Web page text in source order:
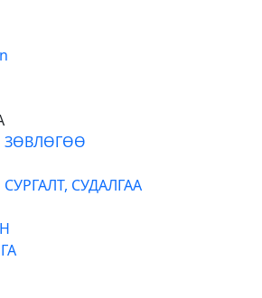
ЗӨВЛӨГӨӨ
СУДАЛГАА